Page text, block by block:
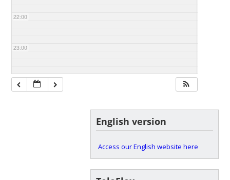
22:00
23:00
English version
Access our English website here